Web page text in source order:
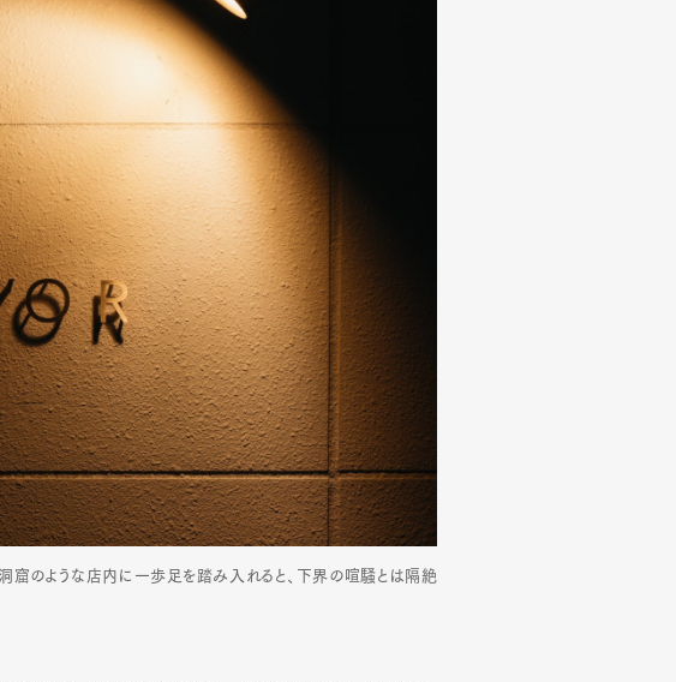
Art&Design Watch
Cars Product
Lifestyle
Magazine Official Columnist
Pen international Pen tw
窟のような店内に一歩足を踏み入れると、下界の喧騒とは隔絶